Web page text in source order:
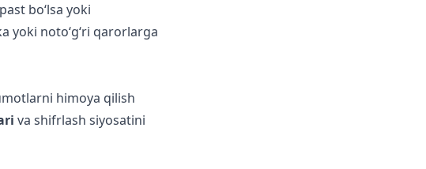
bo‘lsa yoki
yoki noto‘g‘ri qarorlarga
himoya qilish
va shifrlash siyosatini